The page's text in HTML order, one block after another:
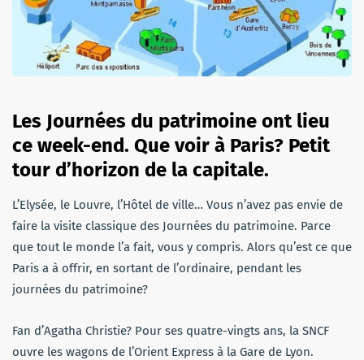
Les Journées du patrimoine ont lieu
ce week-end. Que voir à Paris? Petit
tour d’horizon de la capitale.
L’Elysée, le Louvre, l’Hôtel de ville… Vous n’avez pas envie de
faire la visite classique des Journées du patrimoine. Parce
que tout le monde l’a fait, vous y compris. Alors qu’est ce que
Paris a à offrir, en sortant de l’ordinaire, pendant les
journées du patrimoine?
Fan d’Agatha Christie? Pour ses quatre-vingts ans, la SNCF
ouvre les wagons de l’Orient Express à la Gare de Lyon.